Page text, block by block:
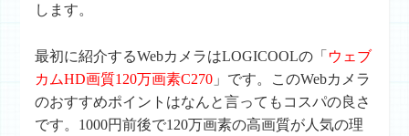
します。
最初に紹介するWebカメラはLOGICOOLの「 ウェブ
カムHD画質120万画素C270 」です。このWebカメラ
のおすすめポイントはなんと言ってもコスパの良さ
です。1000円前後で120万画素の高画質が人気の理